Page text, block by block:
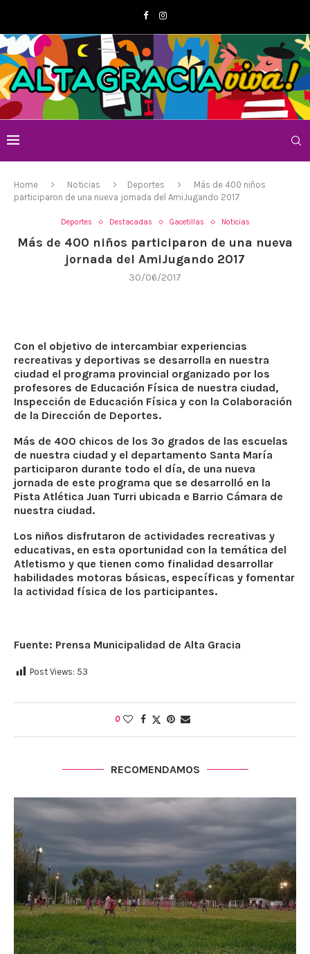
Home Noticias Deportes
Más de 400 niños
participaron de una nueva jornada del AmiJugando 2017
Deportes Destacadas Gacetillas Noticias
Más de 400 niños participaron de una nueva
jornada del AmiJugando 2017
30/06/2017
Con el objetivo de intercambiar experiencias
recreativas y deportivas se desarrolla en nuestra
ciudad el programa provincial organizado por los
profesores de Educación Física de nuestra ciudad,
Inspección de Educación Física y con la Colaboración
de la Dirección de Deportes.
Más de 400 chicos de los 3º grados de las escuelas
de nuestra ciudad y el departamento Santa María
participaron durante todo el día, de una nueva
jornada de este programa que se desarrolló en la
Pista Atlética Juan Turri ubicada e Barrio Cámara de
nuestra ciudad.
Los niños disfrutaron de actividades recreativas y
educativas, en esta oportunidad con la temática del
Atletismo y que tienen como finalidad desarrollar
habilidades motoras básicas, específicas y fomentar
la actividad física de los participantes.
Fuente: Prensa Municipalidad de Alta Gracia
Post Views: 53
0
RECOMENDAMOS